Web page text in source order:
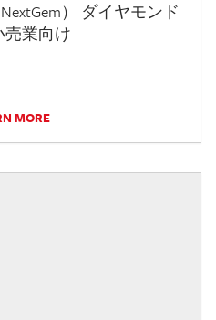
） ダイヤモンド
売業向け
MORE